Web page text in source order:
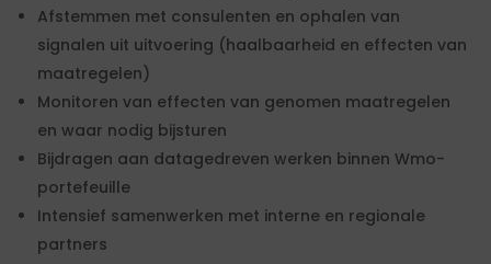
Afstemmen met consulenten en ophalen van
signalen uit uitvoering (haalbaarheid en effecten van
maatregelen)
Monitoren van effecten van genomen maatregelen
en waar nodig bijsturen
Bijdragen aan datagedreven werken binnen Wmo-
portefeuille
Intensief samenwerken met interne en regionale
partners